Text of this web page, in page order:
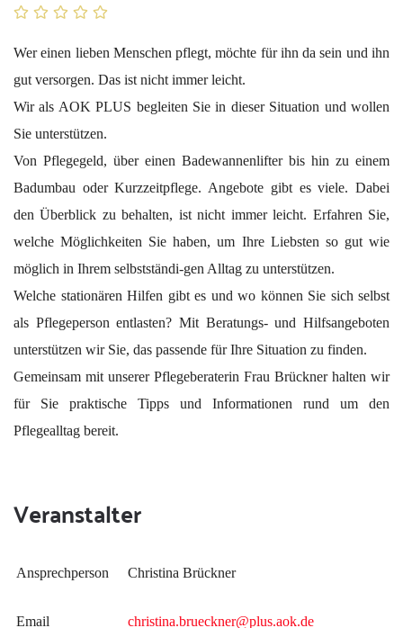
Wer einen lieben Menschen pflegt, möchte für ihn da sein und ihn
gut versorgen. Das ist nicht immer leicht.
Wir als AOK PLUS begleiten Sie in dieser Situation und wollen
Sie unterstützen.
Von Pflegegeld, über einen Badewannenlifter bis hin zu einem
Badumbau oder Kurzzeitpflege. Angebote gibt es viele. Dabei
den Überblick zu behalten, ist nicht immer leicht. Erfahren Sie,
welche Möglichkeiten Sie haben, um Ihre Liebsten so gut wie
möglich in Ihrem selbstständi-gen Alltag zu unterstützen.
Welche stationären Hilfen gibt es und wo können Sie sich selbst
als Pflegeperson entlasten? Mit Beratungs- und Hilfsangeboten
unterstützen wir Sie, das passende für Ihre Situation zu finden.
Gemeinsam mit unserer Pflegeberaterin Frau Brückner halten wir
für Sie praktische Tipps und Informationen rund um den
Pflegealltag bereit.
Veranstalter
Ansprechperson Christina Brückner
Email christina.brueckner@plus.aok.de